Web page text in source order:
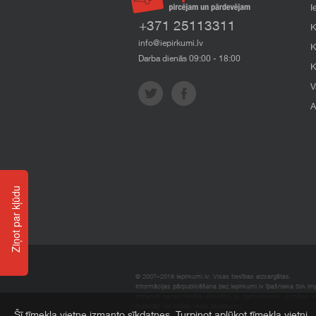
+371 25113311
info@iepirkumi.lv
Darba dienās 09:00 - 18:00
© 2007–2018 Iepirkumi.lv. Visas tiesības aizsargātas.
Informācijas pārpublicēšana bez iepirkumi.lv īpašnieka SIA
Ziņot par kļūdu